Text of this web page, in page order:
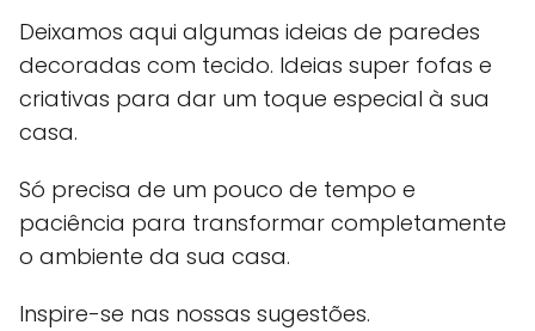
Deixamos aqui algumas ideias de paredes
decoradas com tecido. Ideias super fofas e
criativas para dar um toque especial à sua
casa.
Só precisa de um pouco de tempo e
paciência para transformar completamente
o ambiente da sua casa.
Inspire-se nas nossas sugestões.